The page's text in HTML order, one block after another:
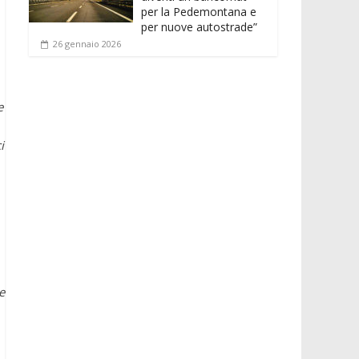
per la Pedemontana e
per nuove autostrade”
26 gennaio 2026